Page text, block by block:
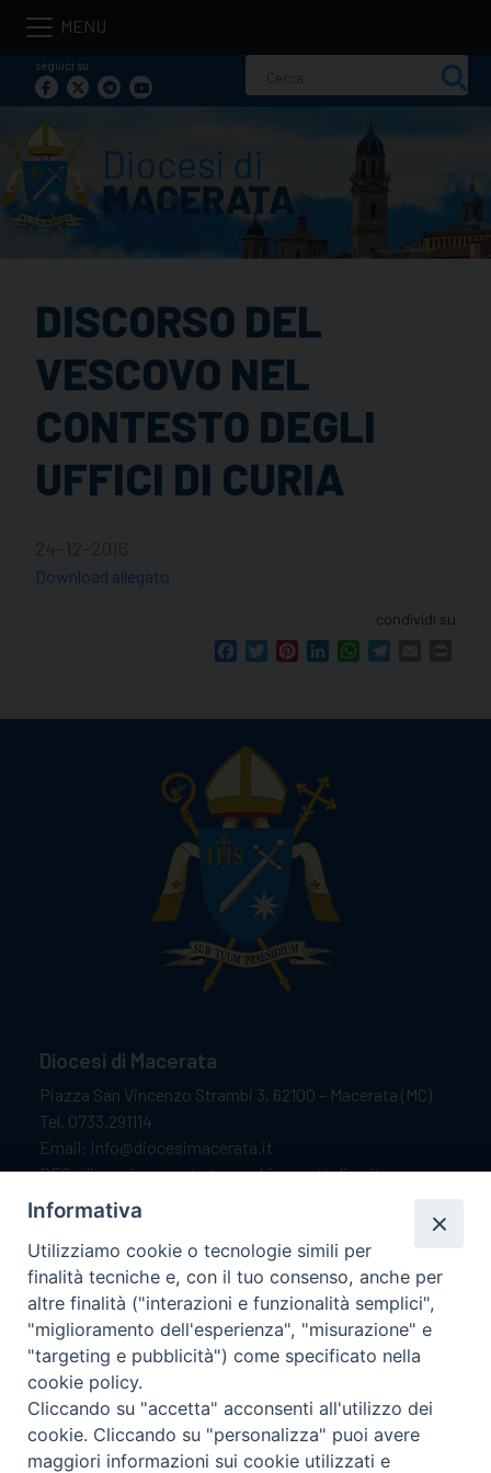
Skip
contentseguici su
per:
DISCORSO DEL
VESCOVO NEL
CONTESTO DEGLI
UFFICI DI CURIA
Download allegato
condividi su
FacebookTwitterPinterestLinkedInWhatsApp
Diocesi di Macerata
Piazza San Vincenzo Strambi 3, 62100 – Macerata (MC)
Tel. 0733.291114
Email: info@diocesimacerata.it
PEC: diocesimacerata@pec.chiesacattolica.it
Comunicazioni urgenti WhatsApp:
Orari di apertura
Dal lunedì al sabato dalle 9.30 alle 12.00.
Il pomeriggio solo su appuntamento.
seguici su
Informativa
Utilizziamo cookie o tecnologie simili per
finalità tecniche e, con il tuo consenso, anche per
altre finalità ("interazioni e funzionalità semplici",
"miglioramento dell'esperienza", "misurazione" e
"targeting e pubblicità") come specificato nella
cookie policy.
Cliccando su "accetta" acconsenti all'utilizzo dei
cookie. Cliccando su "personalizza" puoi avere
maggiori informazioni sui cookie utilizzati e